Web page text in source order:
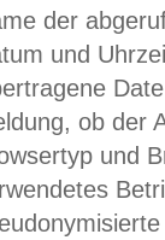
der
und
ob der
und